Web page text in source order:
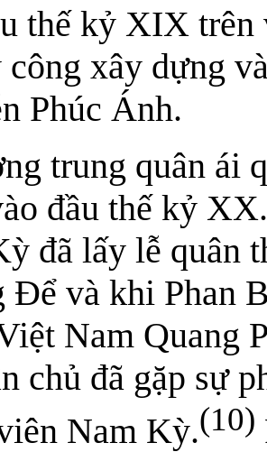
thế kỷ XIX trên
công xây dựng
Phúc Ánh.
trung quân ái
đầu thế kỷ
đã lấy lễ quân
Để và khi Phan
Nam Quang
chủ đã gặp sự
Nam Kỳ.(10)